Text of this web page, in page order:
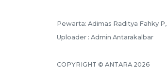
Pewarta: Adimas Raditya Fahky P,
Uploader : Admin Antarakalbar
COPYRIGHT © ANTARA 2026